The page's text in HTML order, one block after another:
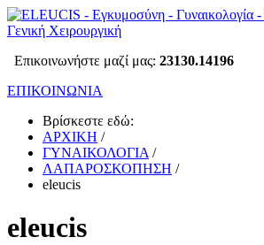
Επικοινωνήστε μαζί μας: 23130.14196
ΕΠΙΚΟΙΝΩΝΙΑ
Βρίσκεστε εδώ:
ΑΡΧΙΚΗ /
ΓΥΝΑΙΚΟΛΟΓΙΑ /
ΛΑΠΑΡΟΣΚΟΠΗΣΗ /
eleucis
eleucis